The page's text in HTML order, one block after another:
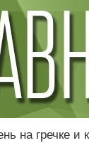
на гречке